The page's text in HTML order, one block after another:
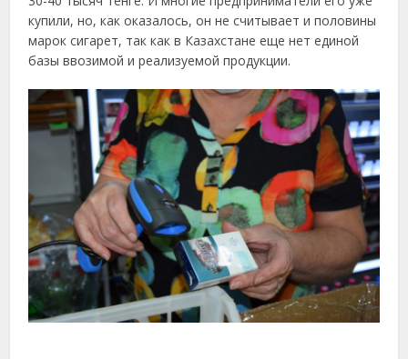
купили, но, как оказалось, он не считывает и половины
марок сигарет, так как в Казахстане еще нет единой
базы ввозимой и реализуемой продукции.